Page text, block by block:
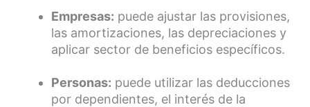
Empresas: puede ajustar las provisiones,
las amortizaciones, las depreciaciones y
aplicar sector de beneficios específicos.
Personas: puede utilizar las deducciones
por dependientes, el interés de la